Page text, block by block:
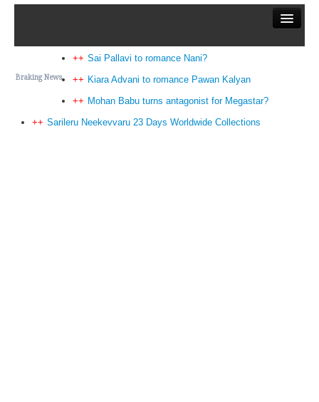
Home
Latest News
Politics
Movies
Braking News
Sai Pallavi to romance Nani?
Kiara Advani to romance Pawan Kalyan
Mohan Babu turns antagonist for Megastar?
Sarileru Neekevvaru 23 Days Worldwide Collections